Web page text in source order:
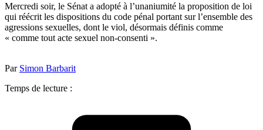
Mercredi soir, le Sénat a adopté à l’unaniumité la proposition de loi
qui réécrit les dispositions du code pénal portant sur l’ensemble des
agressions sexuelles, dont le viol, désormais définis comme
« comme tout acte sexuel non-consenti ».
Par Simon Barbarit
Temps de lecture :